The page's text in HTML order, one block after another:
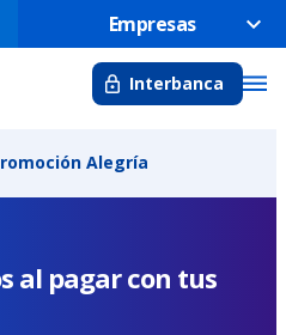
Empresas
Interbanca
Alegría
al pagar con tus